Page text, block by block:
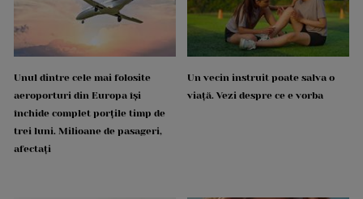
Unul dintre cele mai folosite
aeroporturi din Europa își
închide complet porțile timp de
trei luni. Milioane de pasageri,
afectați
Un vecin instruit poate salva o
viață. Vezi despre ce e vorba